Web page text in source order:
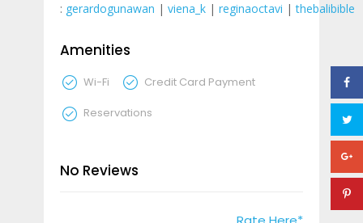
: gerardogunawan | viena_k | reginaoctavi |thebalibible
Amenities
Wi-Fi Credit Card Payment
Reservations
No Reviews